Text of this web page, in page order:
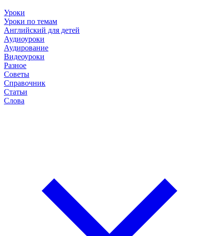
Уроки
Уроки по темам
Английский для детей
Аудиоуроки
Аудирование
Видеоуроки
Разное
Советы
Справочник
Статьи
Слова